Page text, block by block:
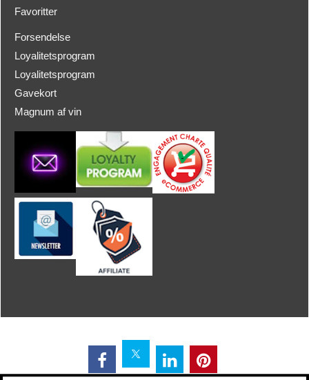
Favoritter
Forsendelse
Loyalitetsprogram
Loyalitetsprogram
Gavekort
Magnum af vin